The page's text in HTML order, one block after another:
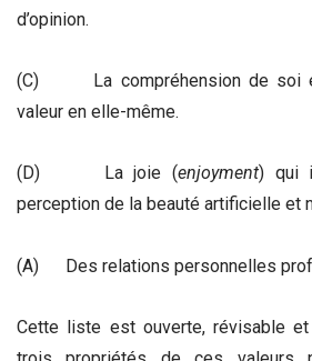
d’opinion.
(C) La compréhension de soi et
valeur en elle-même.
(D) La joie (enjoyment) qui
perception de la beauté artificielle et
(A) Des relations personnelles
Cette liste est ouverte, révisable et